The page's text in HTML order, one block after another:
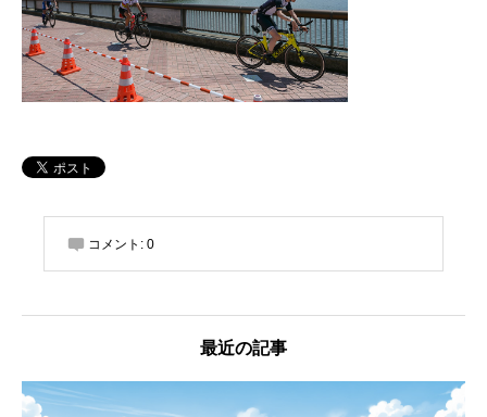
コメント: 0
最近の記事